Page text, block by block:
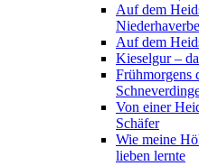
Auf dem
Auf dem
Kieselgur –
Frühmorgens
Von einer
Schäfer
Wie meine
lieben lernte